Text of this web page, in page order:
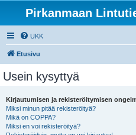
Pirkanmaan
UKK
Etusivu
Usein kysyttyä
Kirjautumisen ja rekisteröitymisen
Miksi minun pitää rekisteröityä?
Mikä on COPPA?
Miksi en voi rekisteröityä?